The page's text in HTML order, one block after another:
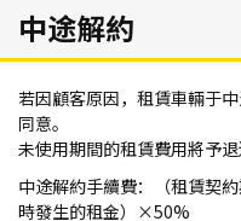
中途解約
若因顧客原因，租賃車輛于
同意。
未使用期間的租賃費用將予
中途解約手續費：（租賃契
時發生的租金）×50%